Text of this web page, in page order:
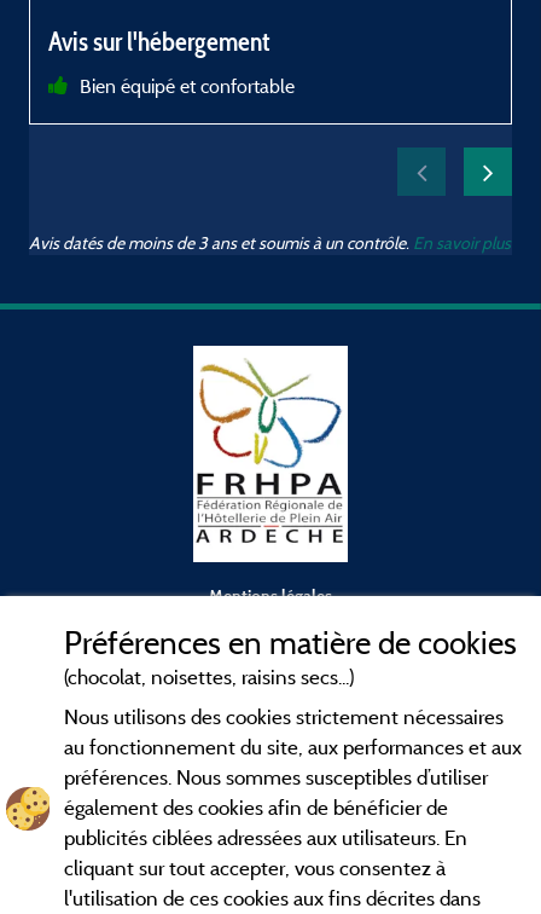
Avis sur l'hébergement
Bien équipé et confortable
Avis datés de moins de 3 ans et soumis à un contrôle. En savoir plus
Mentions légales
Conditions générales d'utilisation
Contact
CGV
Les meilleurscampings en Ardèche . Consultez les fiches de
nos adhérents et découvrez nos meilleures offres dans les
Gorges de l'Ardèche, le célèbrePont d'Arc, la grotte de l'Aven
Préférences en matière de cookies
(chocolat, noisettes, raisins secs...)
Nous utilisons des cookies strictement nécessaires
au fonctionnement du site, aux performances et aux
préférences. Nous sommes susceptibles d’utiliser
également des cookies afin de bénéficier de
publicités ciblées adressées aux utilisateurs. En
cliquant sur tout accepter, vous consentez à
l'utilisation de ces cookies aux fins décrites dans